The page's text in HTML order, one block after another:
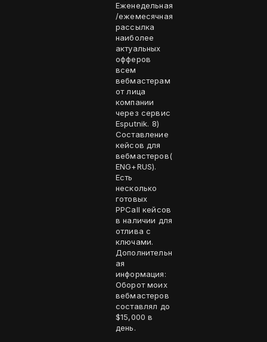
Еженедельная
/ежемесячная
рассылка
наиболее
актуальных
офферов
всем
вебмастерам
от лица
компании
через сервис
Esputnik. 8)
Составление
кейсов для
вебмастеров(
ENG+RUS).
Есть
несколько
готовых
PPCall кейсов
в наличии для
отлива с
ключами.
Дополнительн
ая
информация:
Оборот моих
вебмастеров
составлял до
$15,000 в
день.